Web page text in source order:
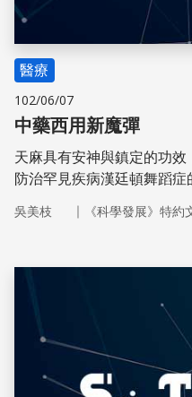
醫療
102/06/07
中藥西用新魔彈
天麻具有安神與鎮定的功
防治罕見疾病漢廷頓舞蹈
物。
吳美枝 ｜ 《科學發展》特約